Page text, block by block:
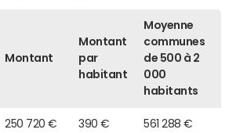
Montant
Montant
par
habitant
Moyenne
communes
de 500 à 2
000
habitants
250 720 € 390 € 561 288 €